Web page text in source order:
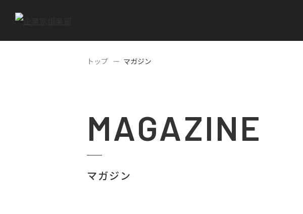
トップ マガジン
MAGAZINE
マガジン